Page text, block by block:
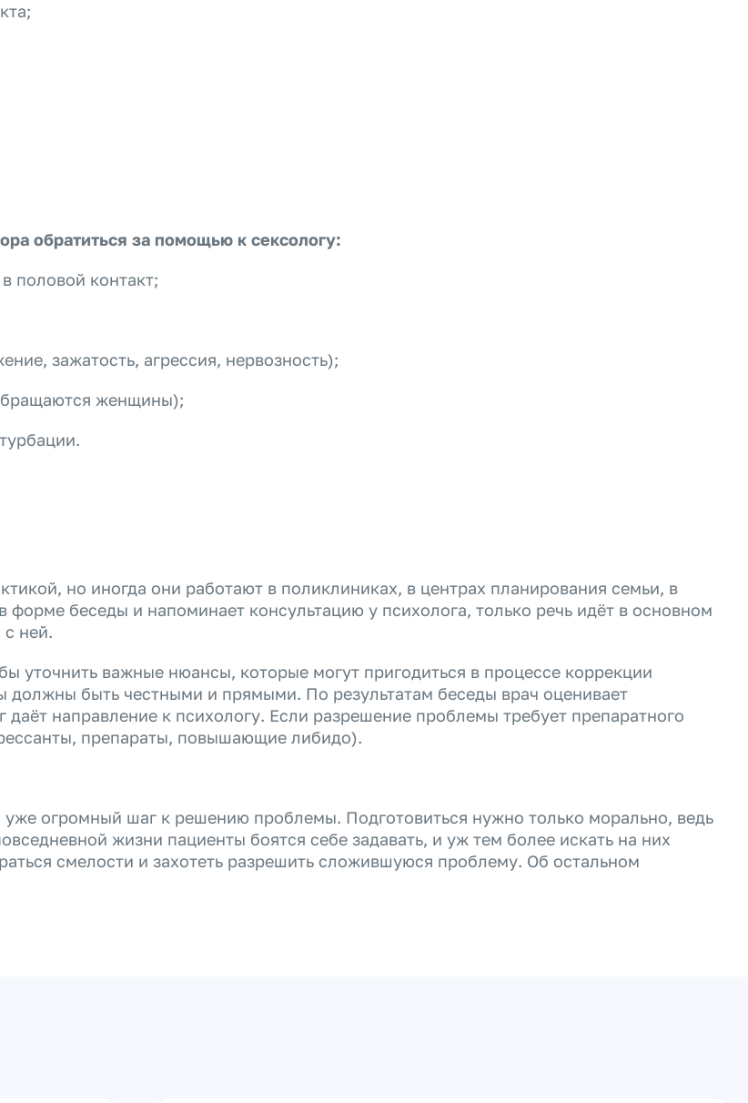
обратиться за помощью к сексологу:
половой контакт;
зажатость, агрессия, нервозность);
женщины);
но иногда они работают в поликлиниках, в центрах планирования семьи, в
беседы и напоминает консультацию у психолога, только речь идёт в основном
ней.
уточнить важные нюансы, которые могут пригодиться в процессе коррекции
должны быть честными и прямыми. По результатам беседы врач оценивает
направление к психологу. Если разрешение проблемы требует препаратного
препараты, повышающие либидо).
уже огромный шаг к решению проблемы. Подготовиться нужно только морально, ведь
жизни пациенты боятся себе задавать, и уж тем более искать на них
смелости и захотеть разрешить сложившуюся проблему. Об остальном